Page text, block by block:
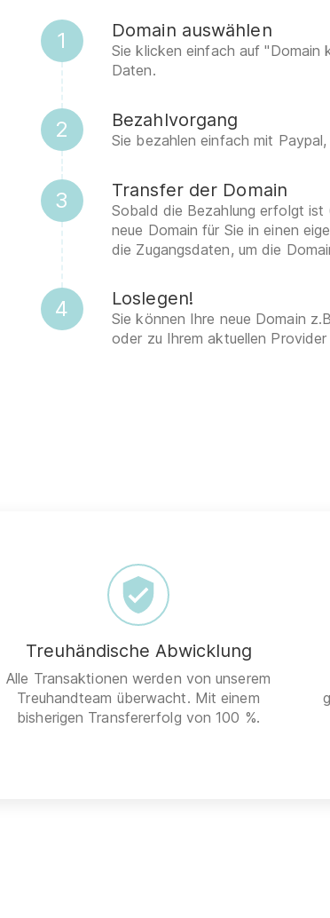
1 Domain auswählen
Sie klicken einfach auf "Domain
Daten.
2 Bezahlvorgang
Sie bezahlen einfach mit
3 Transfer der Domain
Sobald die Bezahlung erfolgt
neue Domain für Sie in einen
die Zugangsdaten, um die
4 Loslegen!
Sie können Ihre neue Domain
oder zu Ihrem aktuellen
Treuhändische Abwicklung
Alle Transaktionen werden von unserem
Treuhandteam überwacht. Mit einem
bisherigen Transfererfolg von 100 %.